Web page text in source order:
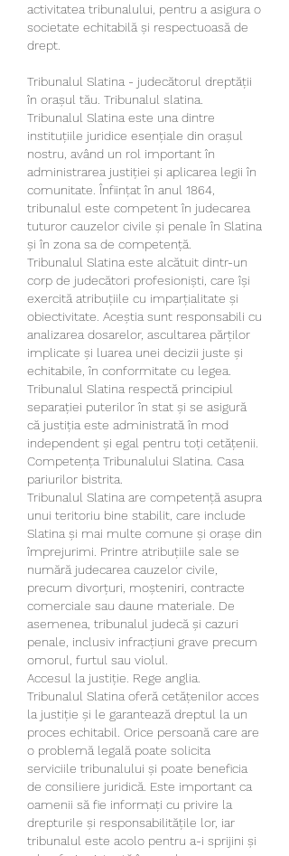
activitatea tribunalului, pentru a asigura o
societate echitabilă și respectuoasă de
drept.
Tribunalul Slatina - judecătorul dreptății
în orașul tău. Tribunalul slatina.
Tribunalul Slatina este una dintre
instituțiile juridice esențiale din orașul
nostru, având un rol important în
administrarea justiției și aplicarea legii în
comunitate. Înființat în anul 1864,
tribunalul este competent în judecarea
tuturor cauzelor civile și penale în Slatina
și în zona sa de competență.
Tribunalul Slatina este alcătuit dintr-un
corp de judecători profesioniști, care își
exercită atribuțiile cu imparțialitate și
obiectivitate. Aceștia sunt responsabili cu
analizarea dosarelor, ascultarea părților
implicate și luarea unei decizii juste și
echitabile, în conformitate cu legea.
Tribunalul Slatina respectă principiul
separației puterilor în stat și se asigură
că justiția este administrată în mod
independent și egal pentru toți cetățenii.
Competența Tribunalului Slatina. Casa
pariurilor bistrita.
Tribunalul Slatina are competență asupra
unui teritoriu bine stabilit, care include
Slatina și mai multe comune și orașe din
împrejurimi. Printre atribuțiile sale se
numără judecarea cauzelor civile,
precum divorțuri, moșteniri, contracte
comerciale sau daune materiale. De
asemenea, tribunalul judecă și cazuri
penale, inclusiv infracțiuni grave precum
omorul, furtul sau violul.
Accesul la justiție. Rege anglia.
Tribunalul Slatina oferă cetățenilor acces
la justiție și le garantează dreptul la un
proces echitabil. Orice persoană care are
o problemă legală poate solicita
serviciile tribunalului și poate beneficia
de consiliere juridică. Este important ca
oamenii să fie informați cu privire la
drepturile și responsabilitățile lor, iar
tribunalul este acolo pentru a-i sprijini și